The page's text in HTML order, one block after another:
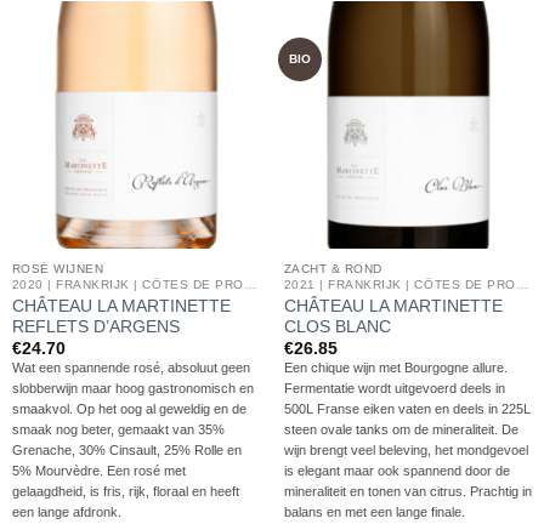
ROSÉ WIJNEN
CHÂTEAU LA MARTINETTE
REFLETS D’ARGENS
€24.70
Wat een spannende rosé, absoluut geen
slobberwijn maar hoog gastronomisch en
smaakvol. Op het oog al geweldig en de
smaak nog beter, gemaakt van 35%
Grenache, 30% Cinsault, 25% Rolle en
5% Mourvèdre. Een rosé met
gelaagdheid, is fris, rijk, floraal en heeft
een lange afdronk.
BIO
ZACHT & ROND
CHÂTEAU LA MARTINETTE
CLOS BLANC
€26.85
Een chique wijn met Bourgogne allure.
Fermentatie wordt uitgevoerd deels in
500L Franse eiken vaten en deels in 225L
steen ovale tanks om de mineraliteit. De
wijn brengt veel beleving, het mondgevoel
is elegant maar ook spannend door de
mineraliteit en tonen van citrus. Prachtig in
balans en met een lange finale.